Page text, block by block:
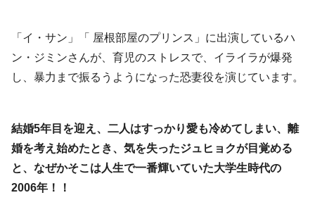
「イ・サン」「 屋根部屋のプリンス」に出演しているハ
ン・ジミンさんが、育児のストレスで、イライラが爆発
し、暴力まで振るうようになった恐妻役を演じています。
結婚5年目を迎え、二人はすっかり愛も冷めてしまい、離
婚を考え始めたとき、気を失ったジュヒョクが目覚める
と、なぜかそこは人生で一番輝いていた大学生時代の
2006年！！